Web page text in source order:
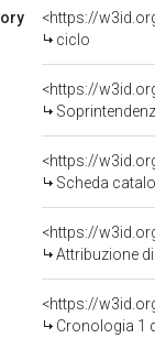
<https://
ciclo
<https://
<https://
Scheda
Attribuzione
<https://
Cronologia 1